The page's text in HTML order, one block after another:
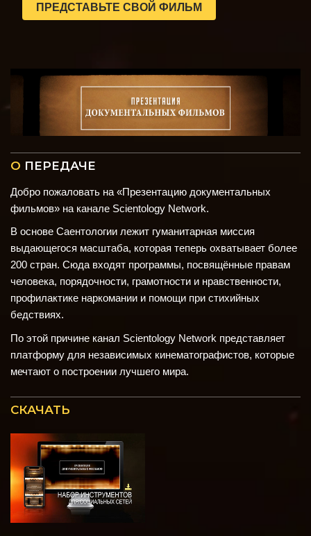
ПРЕДСТАВЬТЕ СВОЙ ФИЛЬМ
О ПЕРЕДАЧЕ
Добро пожаловать на «Презентацию документальных
фильмов» на канале Scientology Network.
В основе Саентологии лежит гуманитарная миссия
выдающегося масштаба, которая теперь охватывает более
200 стран. Сюда входят программы, посвящённые правам
человека, порядочности, грамотности и нравственности,
профилактике наркомании и помощи при стихийных
бедствиях.
По этой причине канал Scientology Network представляет
платформу для независимых кинематографистов, которые
мечтают о построении лучшего мира.
СКАЧАТЬ